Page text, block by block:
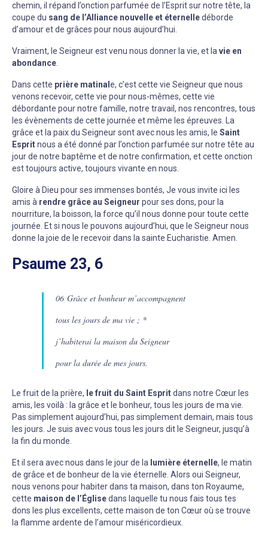
chemin, il répand l’onction parfumée de l’Esprit sur notre tête, la
coupe du sang de l’Alliance nouvelle et éternelledéborde
d’amour et de grâces pour nous aujourd’hui.
Vraiment, le Seigneur est venu nous donner la vie, et lavie en
abondance.
Dans cette prière matinal e, c’est cette vie Seigneur que nous
venons recevoir, cette vie pour nous-mêmes, cette vie
débordante pour notre famille, notre travail, nos rencontres, tous
les évènements de cette journée et même les épreuves. La
grâce et la paix du Seigneur sont avec nous les amis, le Saint
Espritnous a été donné par l’onction parfumée sur notre tête au
jour de notre baptême et de notre confirmation, et cette onction
est toujours active, toujours vivante en nous.
Gloire à Dieu pour ses immenses bontés, Je vous invite ici les
amis à rendre grâce au Seigneur pour ses dons, pour la
nourriture, la boisson, la force qu’il nous donne pour toute cette
journée. Et si nous le pouvons aujourd’hui, que le Seigneur nous
donne la joie de le recevoir dans la sainte Eucharistie. Amen.
Psaume 23, 6
06 Grâce et bonheur m’accompagnent
tous les jours de ma vie ; *
j’habiterai la maison du Seigneur
pour la durée de mes jours.
Le fruit de la prière, le fruit du Saint Espritdans notre Cœur les
amis, les voilà : la grâce et le bonheur, tous les jours de ma vie.
Pas simplement aujourd’hui, pas simplement demain, mais tous
les jours. Je suis avec vous tous les jours dit le Seigneur, jusqu’à
la fin du monde.
Et il sera avec nous dans le jour de la lumière éternelle, le matin
de grâce et de bonheur de la vie éternelle. Alors oui Seigneur,
nous venons pour habiter dans ta maison, dans ton Royaume,
cette maison de l’Églisedans laquelle tu nous fais tous tes
dons les plus excellents, cette maison de ton Cœur où se trouve
la flamme ardente de l’amour miséricordieux.